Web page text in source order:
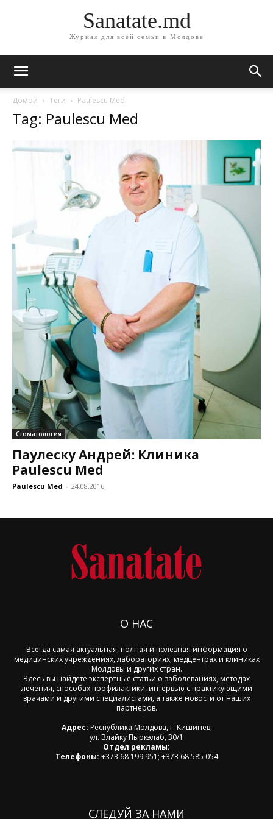
Sanatate.md
Журнал для всей семьи в Молдове
Домой Теги Paulescu Med
Tag: Paulescu Med
Стоматология
Паулеску Андрей: Клиника
Paulescu Med
Paulescu Med - 24.08.2016
О НАС
Всегда самая актуальная, полная и полезная информация о
медицинских учреждениях, лабораториях, медцентрах и клиниках
Молдовы и других стран.
Здесь вы найдете экспертные статьи о заболеваниях, методах
лечения, способах профилактики, интервью с практикующими
врачами и другими специалистами, а также новости от наших
партнеров.
Адрес: Республика Молдова, г. Кишинев,
ул. Влайку Пыркэлаб, 30/1
Отдел рекламы:
Телефоны: +373 68 199 951; +373 68 585 054
СЛЕДУЙ ЗА НАМИ